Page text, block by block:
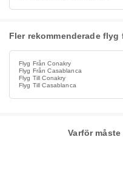
Fler rekommenderade
Flyg Från Conakry
Flyg Från Casablanca
Flyg Till Conakry
Flyg Till Casablanca
Varför